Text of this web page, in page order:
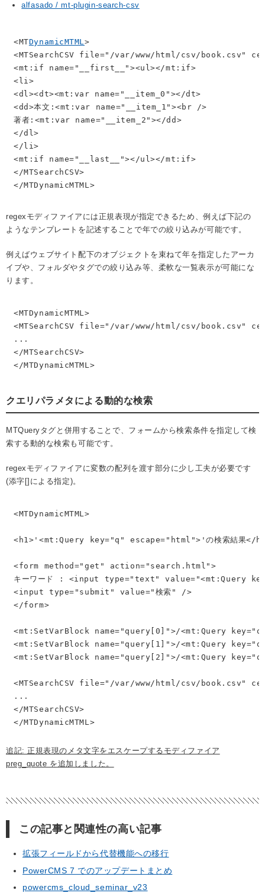
alfasado / mt-plugin-search-csv
<MTDynamicMTML>
<MTSearchCSV file="/var/www/html/csv/book.csv"
<mt:if name="__first__"><ul></mt:if>
<li>
<dl><dt><mt:var name="__item_0"></dt>
<dd>本文:<mt:var name="__item_1"><br />
著者:<mt:var name="__item_2"></dd>
</dl>
</li>
<mt:if name="__last__"></ul></mt:if>
</MTSearchCSV>
</MTDynamicMTML>
regexモディファイアには正規表現が指定できるため、例えば下記の
ようなテンプレートを記述することで年での絞り込みが可能です。
例えばウェブサイト配下のオブジェクトを束ねて年を指定したアーカ
イブや、フォルダやタグでの絞り込み等、柔軟な一覧表示が可能にな
ります。
<MTDynamicMTML>
<MTSearchCSV file="/var/www/html/csv/book.csv"
...
</MTSearchCSV>
</MTDynamicMTML>
クエリパラメタによる動的な検索
MTQueryタグと併用することで、フォームから検索条件を指定して検
索する動的な検索も可能です。
regexモディファイアに変数の配列を渡す部分に少し工夫が必要です
(添字[]による指定)。
<MTDynamicMTML>
<h1>'<mt:Query key="q" escape="html">'の検索結果</
<form method="get" action="search.html">
キーワード : <input type="text" value="<mt:Query
<input type="submit" value="検索" />
</form>
<mt:SetVarBlock name="query[0]">/<mt:Query
<mt:SetVarBlock name="query[1]">/<mt:Query
<mt:SetVarBlock name="query[2]">/<mt:Query
<MTSearchCSV file="/var/www/html/csv/book.csv"
...
</MTSearchCSV>
</MTDynamicMTML>
追記: 正規表現のメタ文字をエスケープするモディファイア
preg_quote を追加しました。
この記事と関連性の高い記事
拡張フィールドから代替機能への移行
PowerCMS 7 でのアップデートまとめ
powercms_cloud_seminar_v23